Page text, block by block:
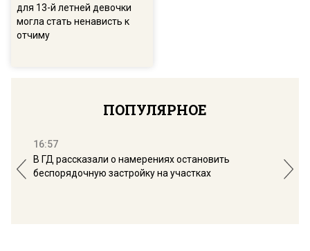
для 13-й летней девочки
могла стать ненависть к
отчиму
ПОПУЛЯРНОЕ
16:57
В ГД рассказали о намерениях остановить
беспорядочную застройку на участках